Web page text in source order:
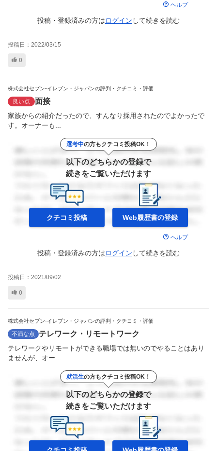
ヘルプ
投稿・登録済みの方はログイン して続きを読む
投稿日： 2022/03/15
0
株式会社セブン-イレブン・ジャパンの評判・クチコミ・評価
良い点 面接
家族からの紹介だったので、すんなり採用されたのでよかったで
す。オーナーも...
選考中の方もクチコミ投稿OK！
以下のどちらかの登録で
続きをご覧いただけます
クチコミ投稿 Web履歴書の登録
ヘルプ
投稿・登録済みの方はログイン して続きを読む
投稿日： 2021/09/02
0
株式会社セブン-イレブン・ジャパンの評判・クチコミ・評価
不満な点 テレワーク・リモートワーク
テレワークやリモートができる職場では無いのでやることはあり
ませんが、オー...
就活生の方もクチコミ投稿OK！
以下のどちらかの登録で
続きをご覧いただけます